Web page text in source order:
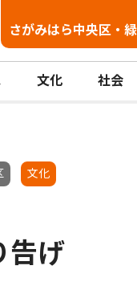
さがみはら中央区・
文化 社会
文化
告げ